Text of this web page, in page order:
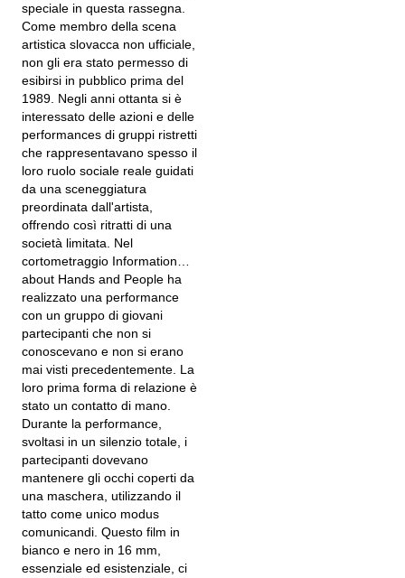
speciale in questa rassegna.
Come membro della scena
artistica slovacca non ufficiale,
non gli era stato permesso di
esibirsi in pubblico prima del
1989. Negli anni ottanta si è
interessato delle azioni e delle
performances di gruppi ristretti
che rappresentavano spesso il
loro ruolo sociale reale guidati
da una sceneggiatura
preordinata dall'artista,
offrendo così ritratti di una
società limitata. Nel
cortometraggio Information…
about Hands and People ha
realizzato una performance
con un gruppo di giovani
partecipanti che non si
conoscevano e non si erano
mai visti precedentemente. La
loro prima forma di relazione è
stato un contatto di mano.
Durante la performance,
svoltasi in un silenzio totale, i
partecipanti dovevano
mantenere gli occhi coperti da
una maschera, utilizzando il
tatto come unico modus
comunicandi. Questo film in
bianco e nero in 16 mm,
essenziale ed esistenziale, ci